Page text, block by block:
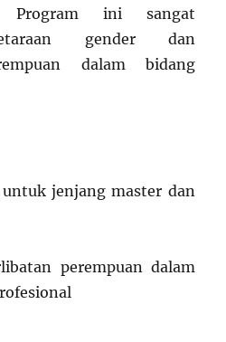
Program ini sangat
gender dan
dalam bidang
jenjang master dan
perempuan dalam